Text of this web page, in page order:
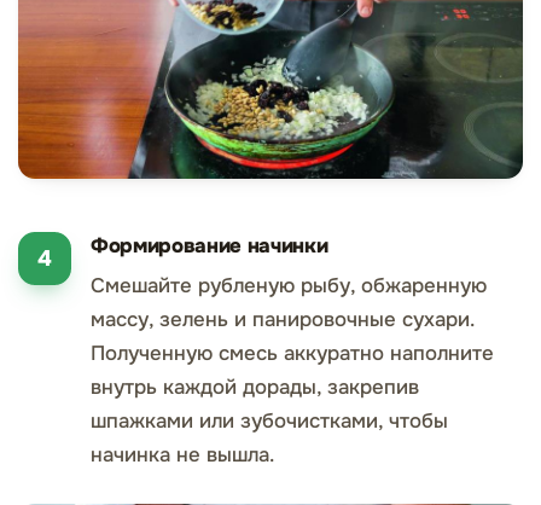
Формирование начинки
Смешайте рубленую рыбу, обжаренную
массу, зелень и панировочные сухари.
Полученную смесь аккуратно наполните
внутрь каждой дорады, закрепив
шпажками или зубочистками, чтобы
начинка не вышла.